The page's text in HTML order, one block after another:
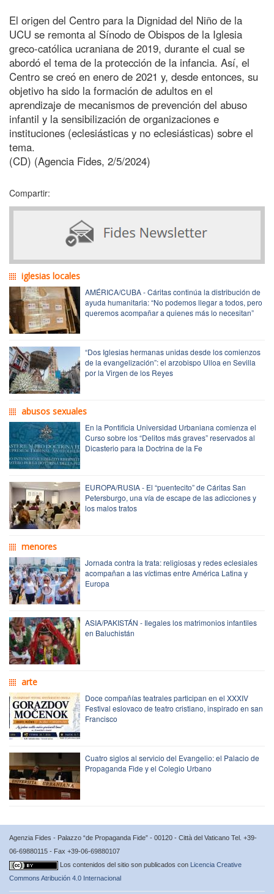
El origen del Centro para la Dignidad del Niño de la
UCU se remonta al Sínodo de Obispos de la Iglesia
greco-católica ucraniana de 2019, durante el cual se
abordó el tema de la protección de la infancia. Así, el
Centro se creó en enero de 2021 y, desde entonces, su
objetivo ha sido la formación de adultos en el
aprendizaje de mecanismos de prevención del abuso
infantil y la sensibilización de organizaciones e
instituciones (eclesiásticas y no eclesiásticas) sobre el
tema.
(CD) (Agencia Fides, 2/5/2024)
Compartir:
iglesias locales
AMÉRICA/CUBA - Cáritas continúa la distribución de
ayuda humanitaria: “No podemos llegar a todos, pero
queremos acompañar a quienes más lo necesitan”
“Dos Iglesias hermanas unidas desde los comienzos
de la evangelización”: el arzobispo Ulloa en Sevilla
por la Virgen de los Reyes
abusos sexuales
En la Pontificia Universidad Urbaniana comienza el
Curso sobre los “Delitos más graves” reservados al
Dicasterio para la Doctrina de la Fe
EUROPA/RUSIA - El “puentecito” de Cáritas San
Petersburgo, una vía de escape de las adicciones y
los malos tratos
menores
Jornada contra la trata: religiosas y redes eclesiales
acompañan a las víctimas entre América Latina y
Europa
ASIA/PAKISTÁN - Ilegales los matrimonios infantiles
en Baluchistán
arte
Doce compañías teatrales participan en el XXXIV
Festival eslovaco de teatro cristiano, inspirado en san
Francisco
Cuatro siglos al servicio del Evangelio: el Palacio de
Propaganda Fide y el Colegio Urbano
Agenzia Fides - Palazzo “de Propaganda Fide” - 00120 - Città del Vaticano Tel. +39-
06-69880115 - Fax +39-06-69880107
Los contenidos del sitio son publicados con Licencia Creative
Commons Atribución 4.0 Internacional